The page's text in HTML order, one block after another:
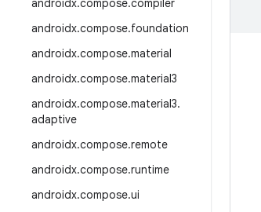
androidx.compose.compiler
androidx.compose.foundation
androidx.compose.material
androidx.compose.material3
androidx.compose.material3.
adaptive
androidx.compose.remote
androidx.compose.runtime
androidx.compose.ui